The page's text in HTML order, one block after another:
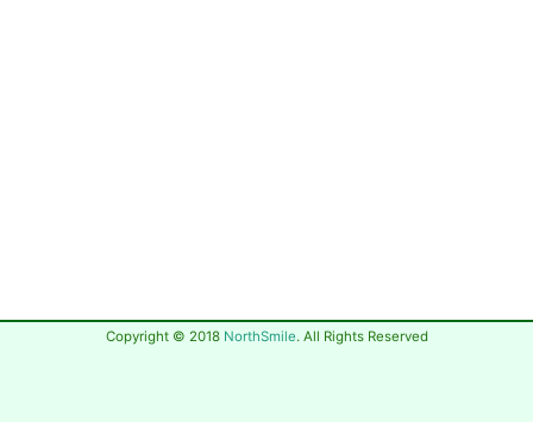
Copyright © 2018 NorthSmile. All Rights Reserved